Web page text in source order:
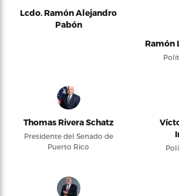
Lcdo. Ramón Alejandro
Pabón
Ramón
Thomas Rivera Schatz
Presidente del Senado de
Puerto Rico